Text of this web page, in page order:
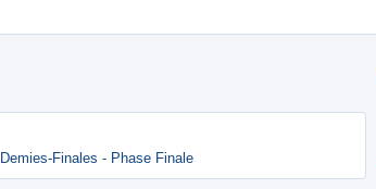
Finales - Phase Finale